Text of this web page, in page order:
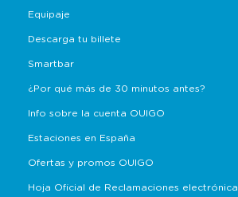
Equipaje
Descarga tu billete
Smartbar
¿Por qué más de 30 minutos antes?
Info sobre la cuenta OUIGO
Estaciones en España
Ofertas y promos OUIGO
Hoja Oficial de Reclamaciones electrónica